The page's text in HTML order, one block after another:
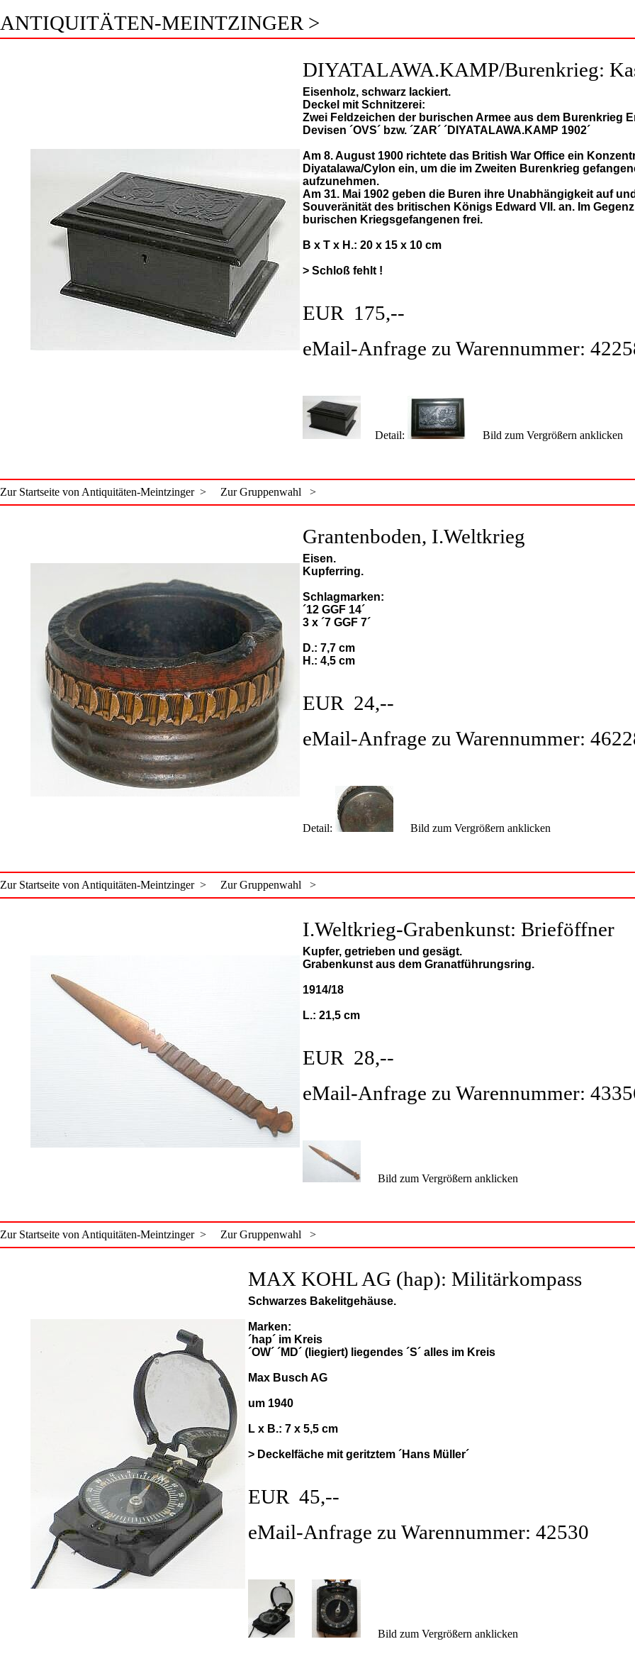
ANTIQUITÄTEN-MEINTZINGER >
DIYATALAWA.KAMP/Burenkrieg:
Eisenholz, schwarz lackiert.
Deckel mit Schnitzerei:
Zwei Feldzeichen der burischen Armee aus dem Burenkrieg
Devisen ´OVS´ bzw. ´ZAR´ ´DIYATALAWA.KAMP 1902´
Am 8. August 1900 richtete das British War Office ein
Diyatalawa/Cylon ein, um die im Zweiten Burenkrieg
aufzunehmen.
Am 31. Mai 1902 geben die Buren ihre Unabhängigkeit auf
Souveränität des britischen Königs Edward VII. an. Im
burischen Kriegsgefangenen frei.
B x T x H.: 20 x 15 x 10 cm
> Schloß fehlt !
EUR 175,--
eMail-Anfrage zu Warennummer:
Detail: Bild zum Vergrößern anklicken
Zur Startseite von Antiquitäten-Meintzinger > Zur Gruppenwahl >
Grantenboden, I.Weltkrieg
Eisen.
Kupferring.
Schlagmarken:
´12 GGF 14´
3 x ´7 GGF 7´
D.: 7,7 cm
H.: 4,5 cm
EUR 24,--
eMail-Anfrage zu Warennummer:
Detail: Bild zum Vergrößern anklicken
Zur Startseite von Antiquitäten-Meintzinger > Zur Gruppenwahl >
I.Weltkrieg-Grabenkunst: Brieföffner
Kupfer, getrieben und gesägt.
Grabenkunst aus dem Granatführungsring.
1914/18
L.: 21,5 cm
EUR 28,--
eMail-Anfrage zu Warennummer:
Bild zum Vergrößern anklicken
Zur Startseite von Antiquitäten-Meintzinger > Zur Gruppenwahl >
MAX KOHL AG (hap): Militärkompass
Schwarzes Bakelitgehäuse.
Marken:
´hap´ im Kreis
´OW´ ´MD´ (liegiert) liegendes ´S´ alles im Kreis
Max Busch AG
um 1940
L x B.: 7 x 5,5 cm
> Deckelfäche mit geritztem ´Hans Müller´
EUR 45,--
eMail-Anfrage zu Warennummer: 42530
Bild zum Vergrößern anklicken